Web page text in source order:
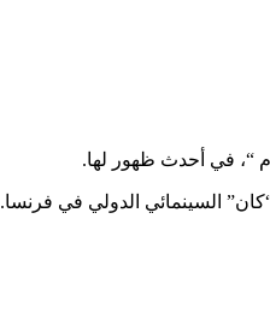
“، في أحدث ظهور لها.
السينمائي الدولي في فرنسا.